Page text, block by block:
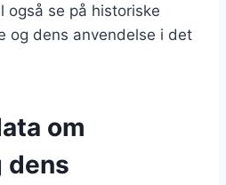
også se på historiske
og dens anvendelse i det
om
dens